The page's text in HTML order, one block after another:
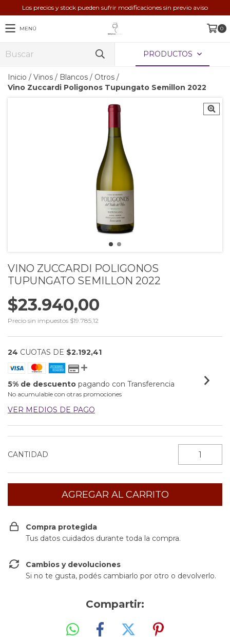
Los precios y stock pueden sufrir modificaciones sin previo aviso
MENÚ 0
PRODUCTOS
Inicio / Vinos / Blancos / Otros /
Vino Zuccardi Poligonos Tupungato Semillon 2022
VINO ZUCCARDI POLIGONOS
TUPUNGATO SEMILLON 2022
$23.940,00
Precio sin impuestos $19.785,12
24 CUOTAS DE $2.192,41
5% de descuento pagando con Transferencia
No acumulable con otras promociones
VER MEDIOS DE PAGO
CANTIDAD
Compra protegida
Tus datos cuidados durante toda la compra.
Cambios y devoluciones
Si no te gusta, podés cambiarlo por otro o devolverlo.
Compartir: